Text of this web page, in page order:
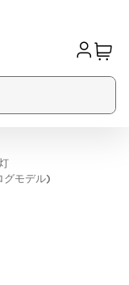
モデル)